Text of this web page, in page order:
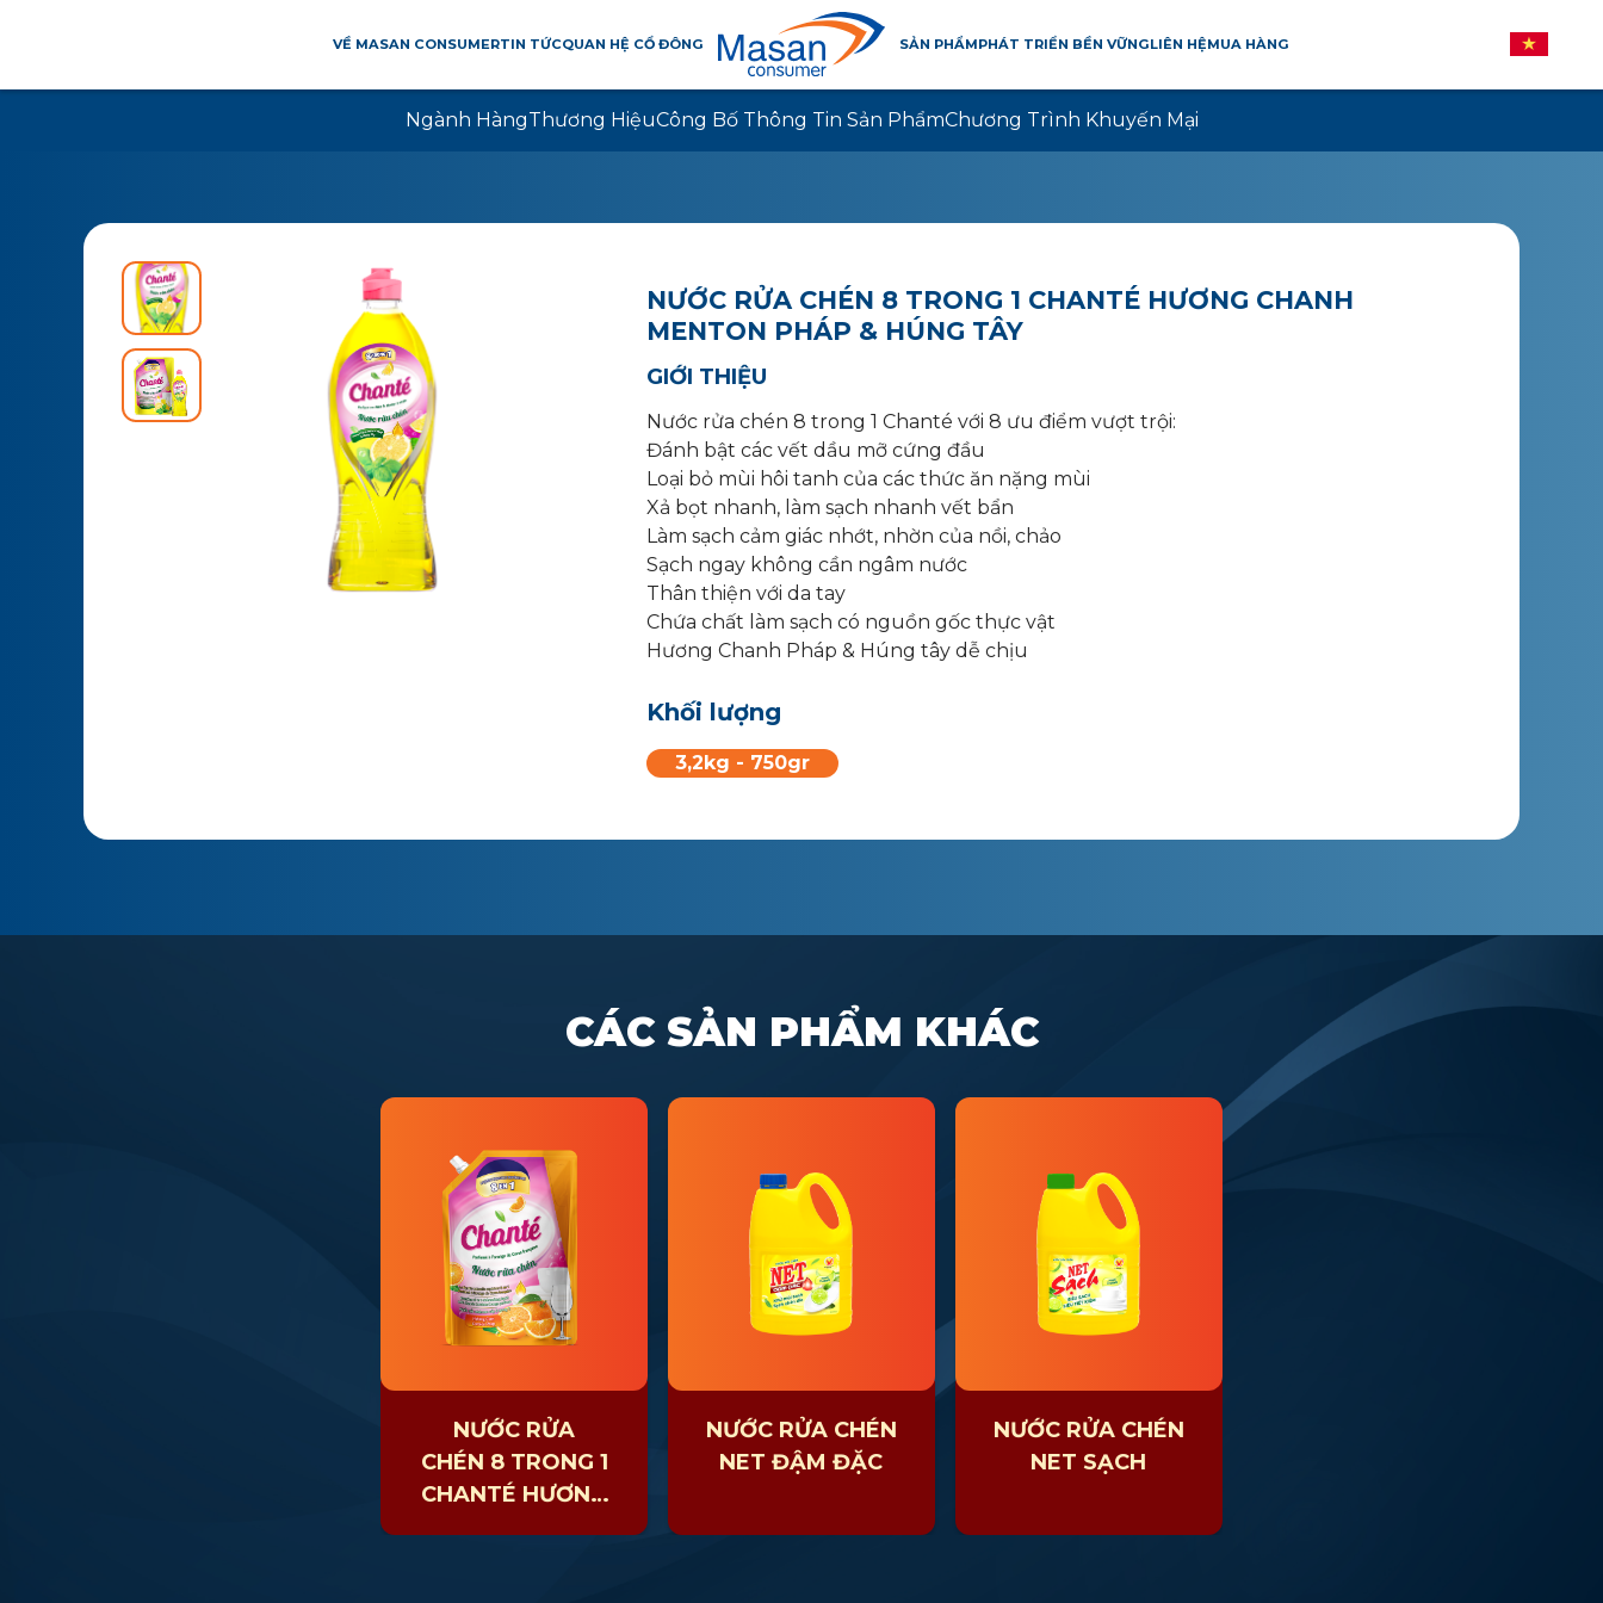
VỀ MASAN CONSUMERTIN TỨCQUAN HỆ CỔ ĐÔNG SẢN PHẨMPHÁT TRIỂN BỀN VỮNGLIÊN HỆMUA HÀNG
Ngành HàngThương HiệuCông Bố Thông Tin Sản PhẩmChương Trình Khuyến Mại
NƯỚC RỬA CHÉN 8 TRONG 1 CHANTÉ HƯƠNG CHANH
MENTON PHÁP & HÚNG TÂY ​
GIỚI THIỆU
Nước rửa chén 8trong 1 Chantévới 8 ưu điểm vượt trội:
Đánh bật các vết dầu mỡ cứng đầu
Loại bỏ mùi hôi tanhcủa các thức ăn nặng mùi
Xả bọt nhanh, làm sạch nhanh vết bẩn
Làm sạch cảm giác nhớt, nhờn của nồi,chảo
Sạch ngay không cần ngâm nước
Thânthiện với datay
Chứa chất làm sạch có nguồn gốc thực vật
Hương Chanh Pháp & Húng tây dễ chịu
Khối lượng
3,2kg - 750gr
CÁC SẢN PHẨM KHÁC
NƯỚC RỬA
CHÉN 8 TRONG 1
CHANTÉ HƯƠNG
NƯỚC RỬA CHÉN
NET ĐẬM ĐẶC
NƯỚC RỬA CHÉN
NET SẠCH